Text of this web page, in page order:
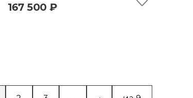
быстрый просмотр
167 500 ₽